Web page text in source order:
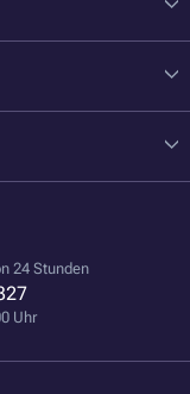
24 Stunden
Uhr